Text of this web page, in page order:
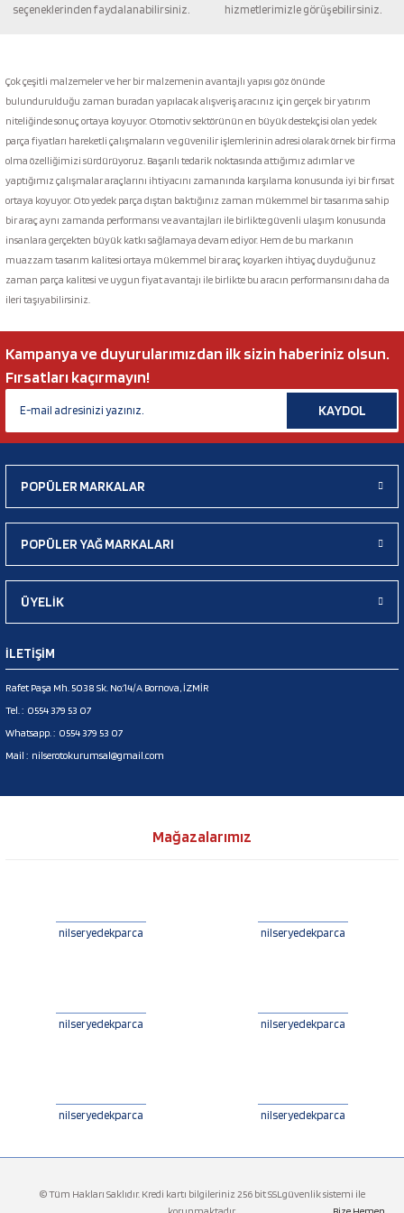
Gönder
seçeneklerinden faydalanabilirsiniz.
hizmetlerimizle görüşebilirsiniz.
Çok çeşitli malzemeler ve her bir malzemenin avantajlı yapısı göz önünde
bulundurulduğu zaman buradan yapılacak alışveriş aracınız için gerçek bir yatırım
niteliğinde sonuç ortaya koyuyor. Otomotiv sektörünün en büyük destekçisi olan yedek
parça fiyatları hareketli çalışmaların ve güvenilir işlemlerinin adresi olarak örnek bir firma
olma özelliğimizi sürdürüyoruz. Başarılı tedarik noktasında attığımız adımlar ve
yaptığımız çalışmalar araçlarını ihtiyacını zamanında karşılama konusunda iyi bir fırsat
ortaya koyuyor. Oto yedek parça dıştan baktığınız zaman mükemmel bir tasarıma sahip
bir araç aynı zamanda performansı ve avantajları ile birlikte güvenli ulaşım konusunda
insanlara gerçekten büyük katkı sağlamaya devam ediyor. Hem de bu markanın
muazzam tasarım kalitesi ortaya mükemmel bir araç koyarken ihtiyaç duyduğunuz
zaman parça kalitesi ve uygun fiyat avantajı ile birlikte bu aracın performansını daha da
ileri taşıyabilirsiniz.
Kampanya ve duyurularımızdan ilk sizin haberiniz olsun.
Fırsatları kaçırmayın!
KAYDOL
POPÜLER MARKALAR
POPÜLER YAĞ MARKALARI
ÜYELİK
İLETİŞİM
Rafet Paşa Mh. 5038 Sk. No:14/A Bornova, İZMİR
Tel. : 0554 379 53 07
Whatsapp. : 0554 379 53 07
Mail : nilserotokurumsal@gmail.com
Mağazalarımız
nilseryedekparca nilseryedekparca
nilseryedekparca nilseryedekparca
nilseryedekparca nilseryedekparca
© Tüm Hakları Saklıdır. Kredi kartı bilgileriniz 256 bit SSLgüvenlik sistemi ile